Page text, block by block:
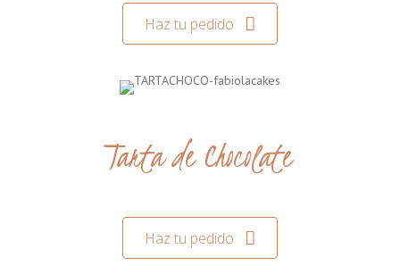
Haz tu pedido
Tarta de Chocolate
Haz tu pedido